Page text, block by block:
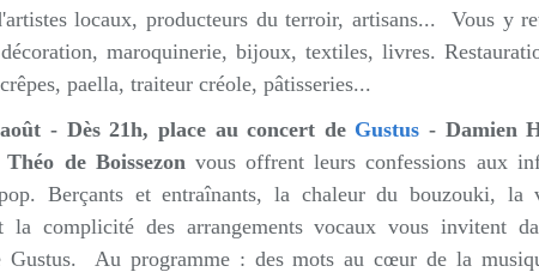
locaux, producteurs du terroir, artisans... Vous y
maroquinerie, bijoux, textiles, livres.
paella, traiteur créole, pâtisseries...
- Dès 21h, place au concert de Gustus- Damien
Théo de Boissezonvous offrent leurs confessions aux
Berçants et entraînants, la chaleur du bouzouki, la
la complicité des arrangements vocaux vous invitent
Gustus. Au programme : des mots au cœur de la